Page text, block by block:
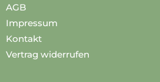
AGB
Impressum
Kontakt
Vertrag widerrufen